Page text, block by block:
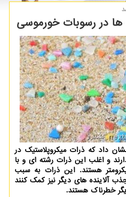
در رسوبات خورموسی
داد که ذرات میکروپلاستیک در
و اغلب این ذرات رشته ای و با
هایی کمتر از 100 میکرومتر هستند. این ذرات به سبب
آلاینده های دیگر نیز کمک کنند
خطرناک هستند.